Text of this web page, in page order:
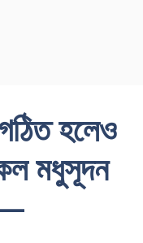
হলেও
মধুসূদন